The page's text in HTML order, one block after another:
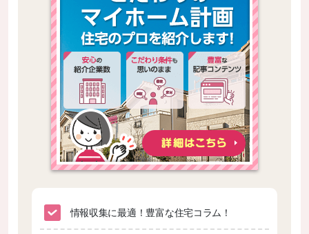
情報収集に最適！豊富な住宅コラム！